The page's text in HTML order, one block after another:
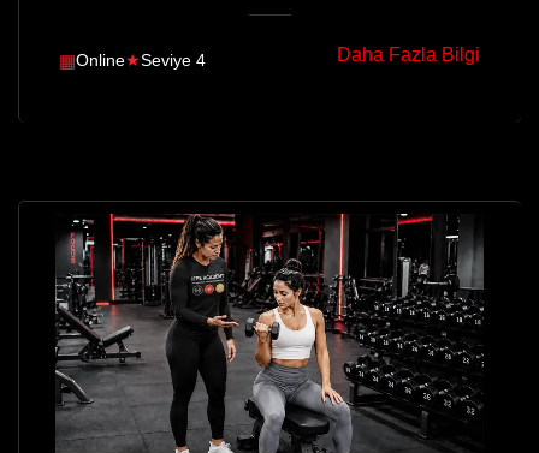
▦Online★Seviye 4 Daha Fazla Bilgi